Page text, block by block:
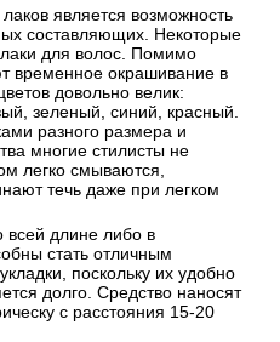
является возможность
составляющих. Некоторые
для волос. Помимо
временное окрашивание в
довольно велик:
зеленый, синий, красный.
разного размера и
многие стилисты не
легко смываются,
течь даже при легком
всей длине либо в
стать отличным
поскольку их удобно
долго. Средство наносят
с расстояния 15-20